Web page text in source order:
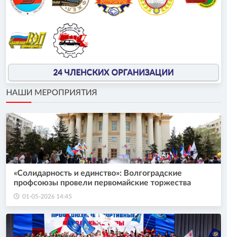
24 ЧЛЕНСКИХ ОРГАНИЗАЦИИ
НАШИ МЕРОПРИЯТИЯ
«Солидарность и единство»: Волгоградские
профсоюзы провели первомайские торжества
01-05-2026 14:45